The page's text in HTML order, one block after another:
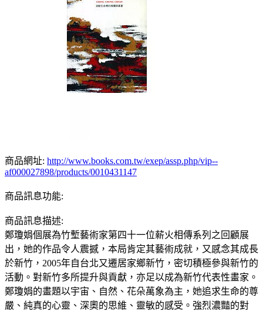
商品網址: http://www.books.com.tw/exep/assp.php/vip--
af000027898/products/0010431147
商品訊息功能:
商品訊息描述:
鄭瓊娟個展為竹塹藝術家第四十一位薪火相傳系列之回顧展
出，她的作品令人震撼，本局肯定其藝術成就，又感念其成長
於新竹，2005年自台北又遷居家鄉新竹，密切積極參與新竹的
活動。對新竹多所提升與貢獻，亦足以成為新竹代表性畫家。
鄭瓊娟的畫題以宇宙、自然、花朵萬象為主，她追求生命的尊
嚴、純真的心靈、深奧的思維、靈敏的感受。強烈濃豔的對